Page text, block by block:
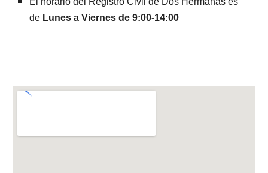
de Lunes a Viernes de 9:00-14:00